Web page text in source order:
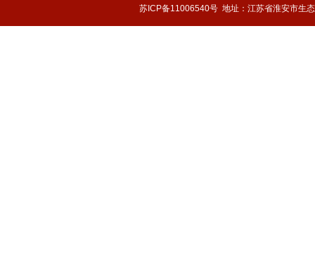
苏ICP备11006540号 地址：江苏省淮安市生